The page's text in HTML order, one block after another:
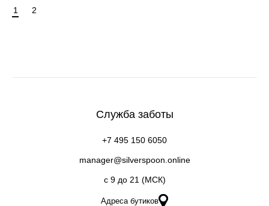
1 2
Служба заботы
+7 495 150 6050
manager@silverspoon.online
c 9 до 21 (МСК)
Адреса бутиков